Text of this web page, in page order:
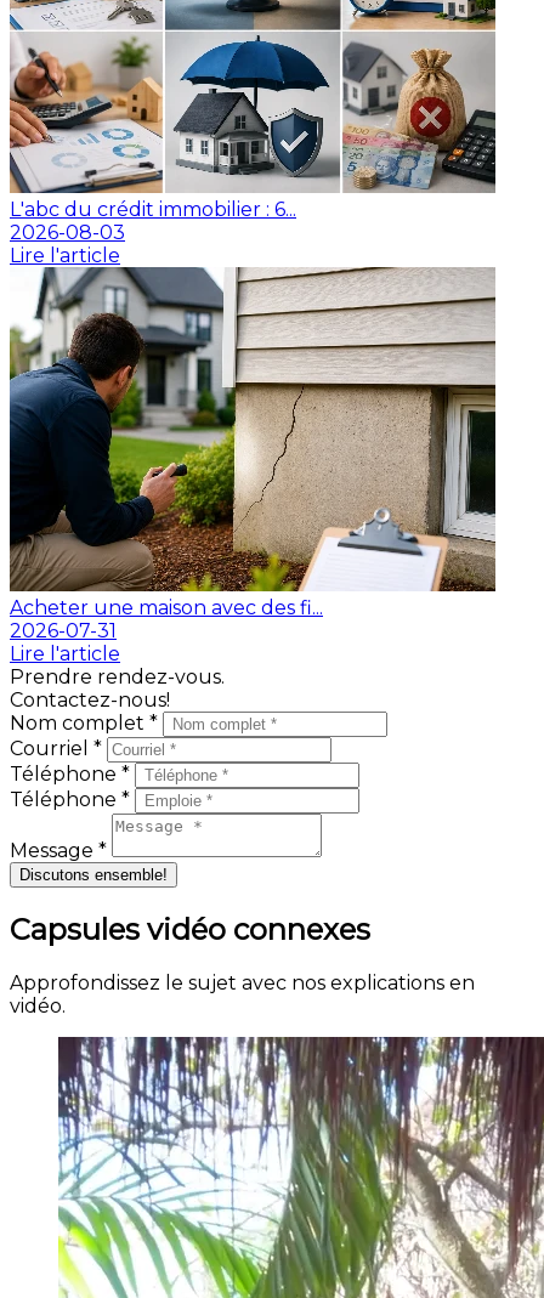
L'abc du crédit immobilier : 6...
2026-08-03
Lire l'article
Acheter une maison avec des fi...
2026-07-31
Lire l'article
Prendre rendez-vous.
Contactez-nous!
Nom complet *
Courriel *
Téléphone *
Téléphone *
Message *
Discutons ensemble!
Capsules vidéo connexes
Approfondissez le sujet avec nos explications en
vidéo.